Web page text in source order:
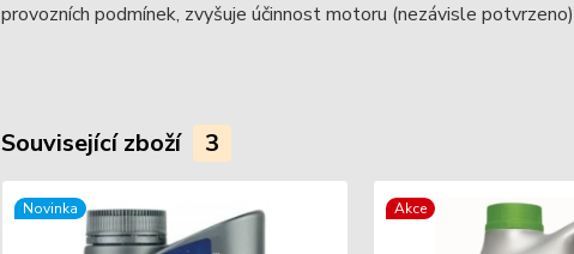
provozních podmínek, zvyšuje účinnost motoru (nezávisle
Související zboží 3
Novinka Akce